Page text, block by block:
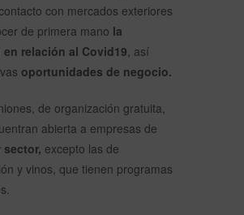
con mercados exteriores
de primera mano la
relación al Covid19, así
oportunidades de negocio.
de organización gratuita,
abierta a empresas de
sector, excepto las de
y vinos, que tienen programas